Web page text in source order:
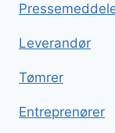
Leverandør
Tømrer
Entreprenører